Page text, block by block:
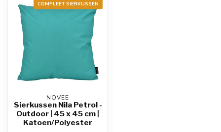
COMPLEET SIERKUSSEN
NOVÉE
Sierkussen Nila Petrol -
Outdoor | 45 x 45 cm |
Katoen/Polyester